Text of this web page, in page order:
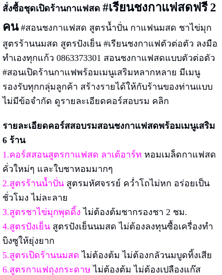
สั่งซื้อชุดเปิดร้านกาแฟสด #เรียนชงกาแฟสดฟรี 2
คน#สอนชงกาแฟสด สูตรน้ำปั่น กาแฟนมสด ชาไข่มุก
สูตรร้านนมสด สูตรปังเย็น #เรียนชงกาแฟตัวต่อตัว ลงมือ
ทำเองทุกแก้ว 0863373301 สอนชงกาแฟสดแบบตัวต่อตัว
#สอนเปิดร้านกาแฟพร้อมเมนูเสริมหลากหลาย มีเมนู
รองรับทุกกลุ่มลูกค้า สร้างรายได้ให้กับร้านของท่านแบบ
ไม่มีข้อจำกัด ดูรายละเอียดคอร์สอบรม คลิก
รายละเอียดคอร์สสอบรมสอนชงกาแฟสดพร้อมเมนูเสริม
6 ร้าน
1.คอร์สสอนสูตรกาแฟสด ลาเต้อาร์ท หอมเมล็ดกาแฟสด
คั่วใหม่ๆ และใบชาหอมมากๆ
2.สูตรร้านน้ำปั่นสูตรมหัศจรรย์ คว่ำโถไม่หก อร่อยเป็น
ชั่วโมง ไม่ละลาย
3.สูตรชาไข่มุกพุดดิ้งไม่ต้องต้มชากรองชา 2 ชม.
4.สูตรปังเย็น สูตรปังเย็นนมสด ไม่ต้องลงทุนซื้อเครื่องทำ
บิงซูให้ยุ่งยาก
5.สูตรเปิดร้านนมสด ไม่ต้องต้ม ไม่ต้องกลัวนมบูดทิ้งเสีย
6.สูตรกาแฟถุงกระดาษ ไม่ต้องต้ม ไม่ต้องเปลืองแก๊ส